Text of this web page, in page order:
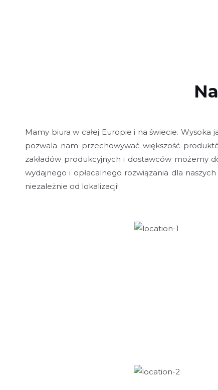
Mamy biura w całej Europie i na świecie.
pozwala nam przechowywać większość
zakładów produkcyjnych i dostawców możemy
wydajnego i opłacalnego rozwiązania dla
niezależnie od lokalizacji!